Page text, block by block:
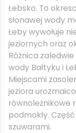
Łebsko. To
słonawej wody
Łeby wywołuje
jeziornych oraz
Różnica
wody Bałtyku i
Miejscami
jeziora
równoleżnikowe
podmokły.
szuwarami.